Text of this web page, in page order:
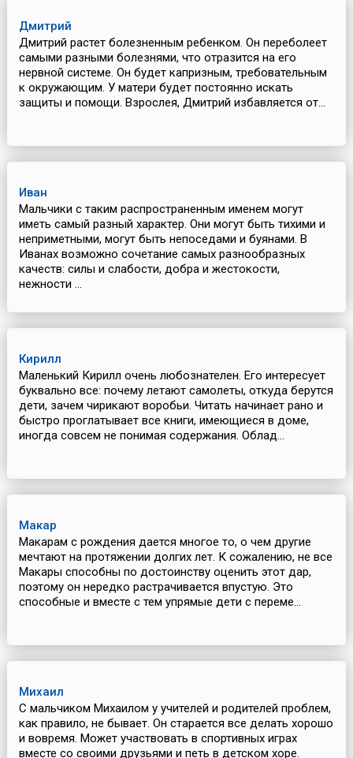
Дмитрий
Дмитрий растет болезненным ребенком. Он переболеет
самыми разными болезнями, что отразится на его
нервной системе. Он будет капризным, требовательным
к окружающим. У матери будет постоянно искать
защиты и помощи. Взрослея, Дмитрий избавляется от...
Иван
Мальчики с таким распространенным именем могут
иметь самый разный характер. Они могут быть тихими и
неприметными, могут быть непоседами и буянами. В
Иванах возможно сочетание самых разнообразных
качеств: силы и слабости, добра и жестокости,
нежности ...
Кирилл
Маленький Кирилл очень любознателен. Его интересует
буквально все: почему летают самолеты, откуда берутся
дети, зачем чирикают воробьи. Читать начинает рано и
быстро проглатывает все книги, имеющиеся в доме,
иногда совсем не понимая содержания. Облад...
Макар
Макарам с рождения дается многое то, о чем другие
мечтают на протяжении долгих лет. К сожалению, не все
Макары способны по достоинству оценить этот дар,
поэтому он нередко растрачивается впустую. Это
способные и вместе с тем упрямые дети с переме...
Михаил
С мальчиком Михаилом у учителей и родителей проблем,
как правило, не бывает. Он старается все делать хорошо
и вовремя. Может участвовать в спортивных играх
вместе со своими друзьями и петь в детском хоре.